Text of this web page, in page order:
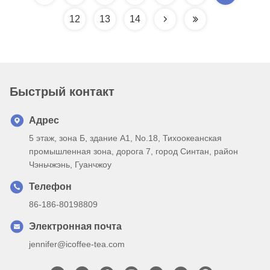
12 13 14
Быстрый контакт
Адрес
5 этаж, зона Б, здание А1, No.18, Тихоокеанская
промышленная зона, дорога 7, город Синтан, район
Чэньчжэнь, Гуанчжоу
Телефон
86-186-80198809
Электронная почта
jennifer@icoffee-tea.com